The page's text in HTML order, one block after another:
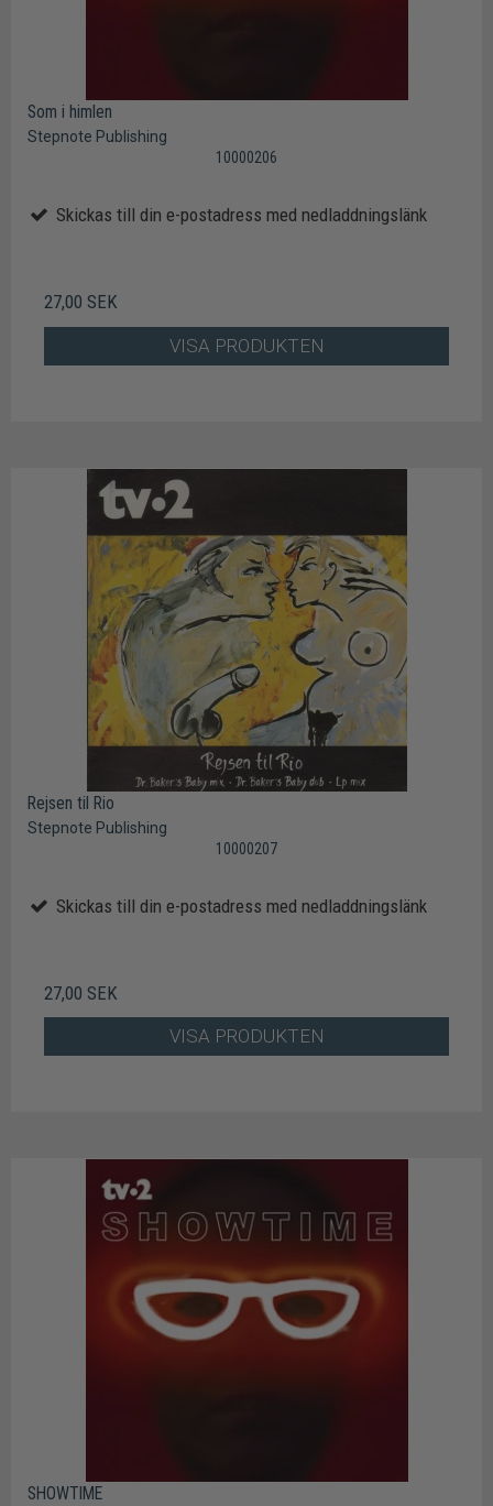
Som i himlen
Stepnote Publishing
10000206
Skickas till din e-postadress med nedladdningslänk
27,00 SEK
VISA PRODUKTEN
Rejsen til Rio
Stepnote Publishing
10000207
Skickas till din e-postadress med nedladdningslänk
27,00 SEK
VISA PRODUKTEN
SHOWTIME